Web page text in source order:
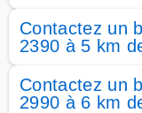
Contactez un
2390 à 5 km
Contactez un
2990 à 6 km